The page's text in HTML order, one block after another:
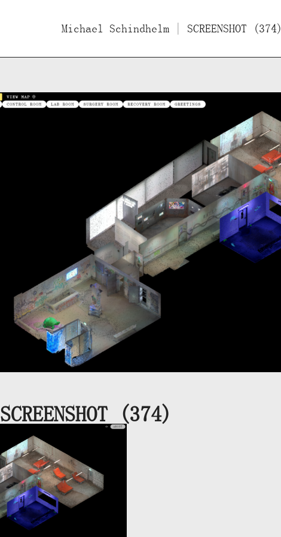
Michael Schindhelm | SCREENSHOT (374)
Bücher Filme Essays/Interviews
SCREENSHOT (374)